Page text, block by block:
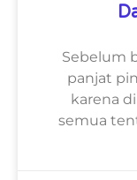
Sebelum
panjat
karena
semua